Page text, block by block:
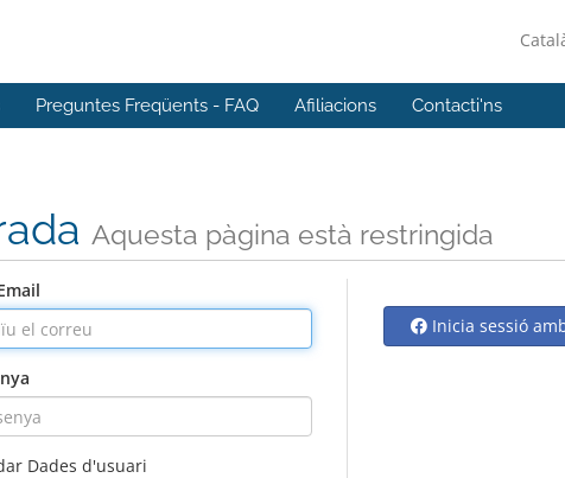
Preguntes Freqüents - FAQ Afiliacions Contacti'ns
Aquesta pàgina està restringida
Dades d'usuari
Inicia sessió